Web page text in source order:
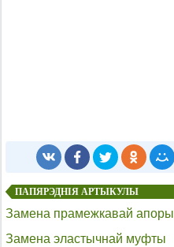
ПАПЯРЭДНІЯ АРТЫКУЛЫ
Замена прамежкавай апоры
Замена эластычнай муфты